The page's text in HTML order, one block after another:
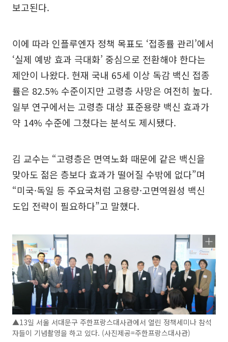
보고된다.
이에 따라 인플루엔자 정책 목표도 ‘접종률 관리’에서
‘실제 예방 효과 극대화’ 중심으로 전환해야 한다는
제안이 나왔다. 현재 국내 65세 이상 독감 백신 접종
률은 82.5% 수준이지만 고령층 사망은 여전히 높다.
일부 연구에서는 고령층 대상 표준용량 백신 효과가
약 14% 수준에 그쳤다는 분석도 제시됐다.
김 교수는 “고령층은 면역노화 때문에 같은 백신을
맞아도 젊은 층보다 효과가 떨어질 수밖에 없다”며
“미국·독일 등 주요국처럼 고용량·고면역원성 백신
도입 전략이 필요하다”고 말했다.
▲13일 서울 서대문구 주한프랑스대사관에서 열린 정책세미나 참석
자들이 기념촬영을 하고 있다. (사진제공=주한프랑스대사관)